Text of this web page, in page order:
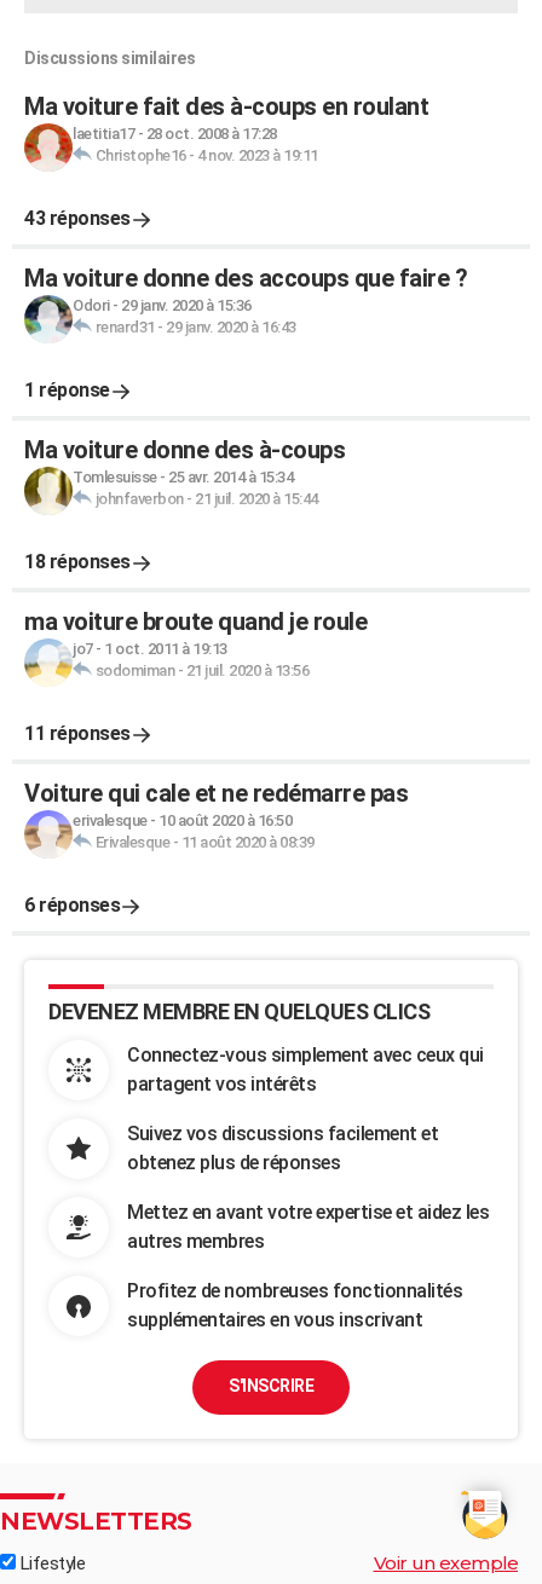
Discussions similaires
Ma voiture fait des à-coups en roulant
laetitia17- 28 oct. 2008 à 17:28
Christophe16- 4 nov. 2023 à 19:11
43 réponses
Ma voiture donne des accoups que faire ?
Odori- 29 janv. 2020 à 15:36
renard31 - 29 janv. 2020 à 16:43
1 réponse
Ma voiture donne des à-coups
Tomlesuisse- 25 avr. 2014 à 15:34
johnfaverbon- 21 juil. 2020 à 15:44
18 réponses
ma voiture broute quand je roule
jo7- 1 oct. 2011 à 19:13
sodomiman- 21 juil. 2020 à 13:56
11 réponses
Voiture qui cale et ne redémarre pas
erivalesque- 10 août 2020 à 16:50
Erivalesque- 11 août 2020 à 08:39
6 réponses
DEVENEZ MEMBRE EN QUELQUES CLICS
Connectez-vous simplement avec ceux qui
partagent vos intérêts
Suivez vos discussions facilement et
obtenez plus de réponses
Mettez en avant votre expertise et aidez les
autres membres
Profitez de nombreuses fonctionnalités
supplémentaires en vous inscrivant
S'INSCRIRE
NEWSLETTERS
Lifestyle Voir un exemple